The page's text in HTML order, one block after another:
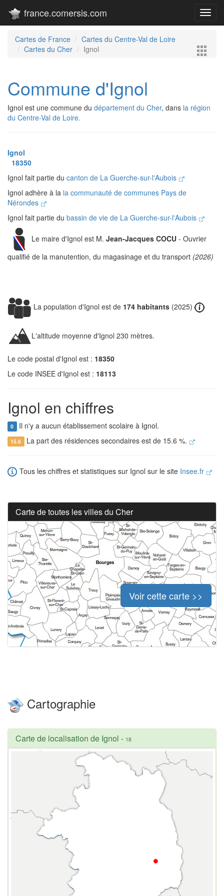
france.comersis.com
Cartes de France
Cartes du Centre-Val de Loire
Cartes du Cher
Ignol
Commune d'Ignol
Ignol est une commune du département du Cher, dans la région
du Centre-Val de Loire.
Ignol
18350
Ignol fait partie du canton de La Guerche-sur-l'Aubois
Ignol adhère à la la communauté de communes Pays de
Nérondes
Ignol fait partie du bassin de vie de La Guerche-sur-l'Aubois
Le maire d'Ignol est M. Jean-Jacques COCU - Ouvrier
qualifié de la manutention, du magasinage et du transport (2026)
La population d'Ignol est de 174 habitants (2025)
L'altitude moyenne d'Ignol 230 mètres.
Le code postal d'Ignol est : 18350
Le code INSEE d'Ignol est : 18113
Ignol en chiffres
0 Il n'y a aucun établissement scolaire à Ignol.
15.6 La part des résidences secondaires est de 15.6 %.
Tous les chiffres et statistiques sur Ignol sur le site Insee.fr
Carte de toutes les villes du Cher
Voir cette carte >>
Cartographie
Carte de localisation de Ignol - 18